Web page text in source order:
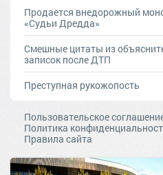
Продается внедорожный
«Судьи Дредда»
Смешные цитаты из
записок после ДТП
Преступная рукожопость
Пользовательское
Политика
Правила сайта